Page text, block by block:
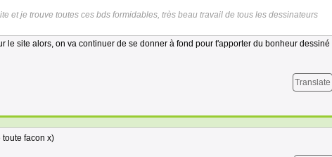
et je trouve toutes ces bds formidables, très beau travail de tous les dessinateurs
le site alors, on va continuer de se donner à fond pour t'apporter du bonheur dessiné
Translate
facon x)